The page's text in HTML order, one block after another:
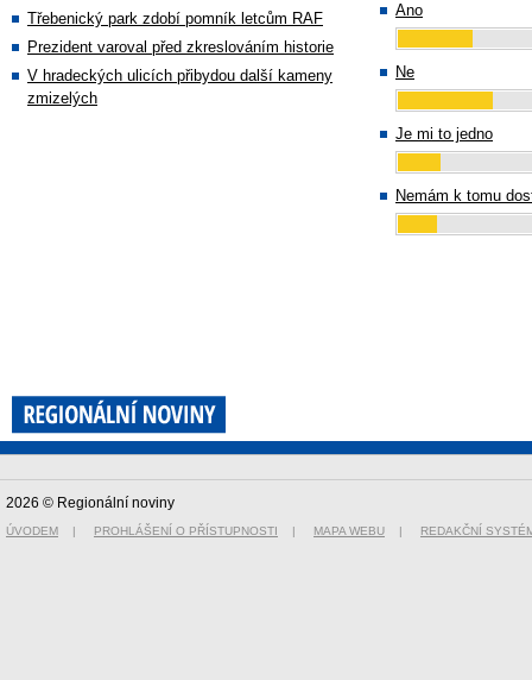
Třebenický park zdobí pomník letcům RAF
Prezident varoval před zkreslováním historie
V hradeckých ulicích přibydou další kameny
zmizelých
Ano
Ne
Je mi to jedno
Nemám k tomu
2026 © Regionální noviny
ÚVODEM | PROHLÁŠENÍ O PŘÍSTUPNOSTI | MAPA WEBU | REDAKČNÍ